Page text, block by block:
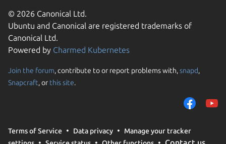
© 2026 Canonical Ltd.
Ubuntu and Canonical are registered trademarks of
Canonical Ltd.
Powered by Charmed Kubernetes
Join the forum, contribute to or report problems with,snapd,
Snapcraft, or this site.
Terms of Service Data privacy
Manage your tracker
We use cookies and
them to measure
traffic on our
trusted third parties.